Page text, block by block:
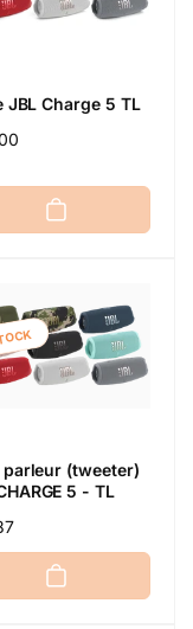
:
JBL Charge 5 TL
:
parleur (tweeter)
5 - TL